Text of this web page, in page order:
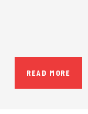
READ MORE